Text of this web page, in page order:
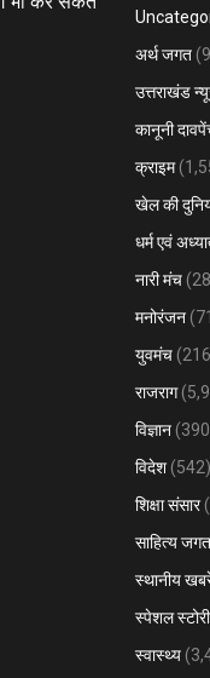
अर्थ जगत
उत्तराखंड
कानूनी
क्राइम
खेल की
धर्म एवं
नारी मंच
मनोरंजन
युवमंच
राजराग
विज्ञान
विदेश (542)
शिक्षा संसार
साहित्य जगत
स्थानीय
स्पेशल स्टोरी
स्वास्थ्य